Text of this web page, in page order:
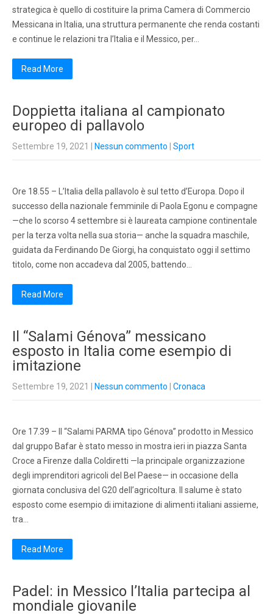
strategica è quello di costituire la prima Camera di Commercio
Messicana in Italia, una struttura permanente che renda costanti
e continue le relazioni tra l’Italia e il Messico, per…
Read More
Doppietta italiana al campionato
europeo di pallavolo
Settembre 19, 2021 Nessun commento Sport
Ore 18.55 – L’Italia della pallavolo è sul tetto d’Europa. Dopo il
successo della nazionale femminile di Paola Egonu e compagne
—che lo scorso 4 settembre si è laureata campione continentale
per la terza volta nella sua storia— anche la squadra maschile,
guidata da Ferdinando De Giorgi, ha conquistato oggi il settimo
titolo, come non accadeva dal 2005, battendo…
Read More
Il “Salami Génova” messicano
esposto in Italia come esempio di
imitazione
Settembre 19, 2021 Nessun commento Cronaca
Ore 17.39 – Il “Salami PARMA tipo Génova” prodotto in Messico
dal gruppo Bafar è stato messo in mostra ieri in piazza Santa
Croce a Firenze dalla Coldiretti —la principale organizzazione
degli imprenditori agricoli del Bel Paese— in occasione della
giornata conclusiva del G20 dell’agricoltura. Il salume è stato
esposto come esempio di imitazione di alimenti italiani assieme,
tra…
Read More
Padel: in Messico l’Italia partecipa al
mondiale giovanile